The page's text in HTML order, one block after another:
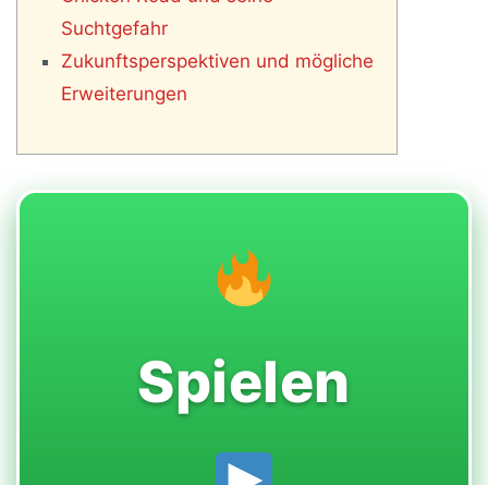
Suchtgefahr
Zukunftsperspektiven und mögliche
Erweiterungen
Spielen